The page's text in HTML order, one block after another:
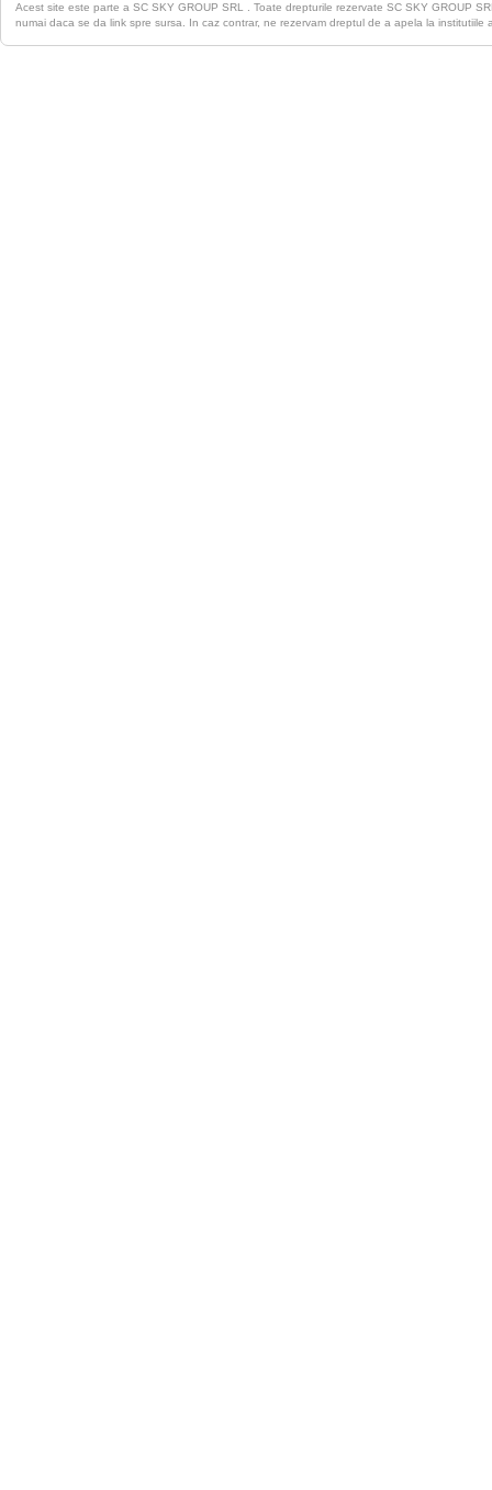
Acest site este parte a SC SKY GROUP SRL . Toate drepturile rezervate SC SKY GROUP
numai daca se da link spre sursa. In caz contrar, ne rezervam dreptul de a apela la institutiile